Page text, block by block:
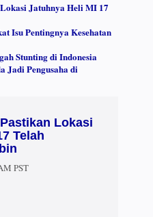
Jatuhnya Heli MI 17
Isu Pentingnya Kesehatan
Stunting di Indonesia
Jadi Pengusaha di
Lokasi
Telah
PST